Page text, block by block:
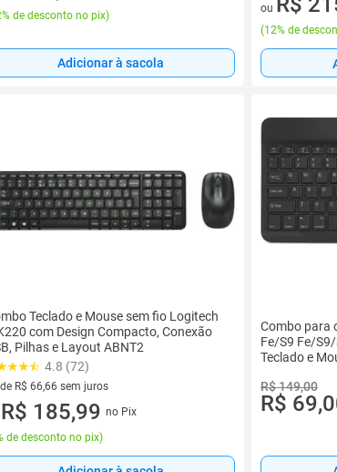
de desconto no pix)
Adicionar à sacola
ou
(12% de
Teclado e Mouse sem fio Logitech
com Design Compacto, Conexão
Pilhas e Layout ABNT2
4.8 (72)
R$ 66,66 sem juros
de R$ 66,66 sem juros
R$ 185,99 no Pix
de desconto no pix)
Combo para
Fe/S9 Fe/
Teclado e
R$ 149,00
R$